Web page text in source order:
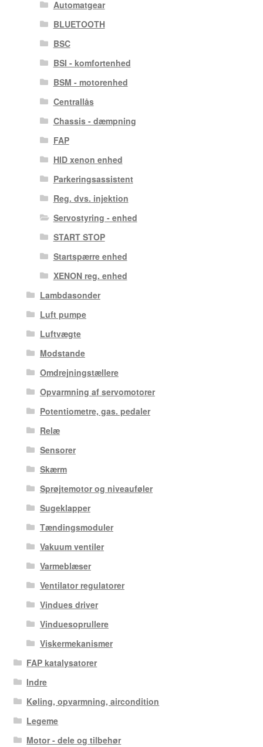
Automatgear
BLUETOOTH
BSC
BSI - komfortenhed
BSM - motorenhed
Centrallås
Chassis - dæmpning
FAP
HID xenon enhed
Parkeringsassistent
Reg. dvs. injektion
Servostyring - enhed
START STOP
Startspærre enhed
XENON reg. enhed
Lambdasonder
Luft pumpe
Luftvægte
Modstande
Omdrejningstællere
Opvarmning af servomotorer
Potentiometre, gas. pedaler
Relæ
Sensorer
Skærm
Sprøjtemotor og niveauføler
Sugeklapper
Tændingsmoduler
Vakuum ventiler
Varmeblæser
Ventilator regulatorer
Vindues driver
Vinduesoprullere
Viskermekanismer
FAP katalysatorer
Indre
Køling, opvarmning, aircondition
Legeme
Motor - dele og tilbehør